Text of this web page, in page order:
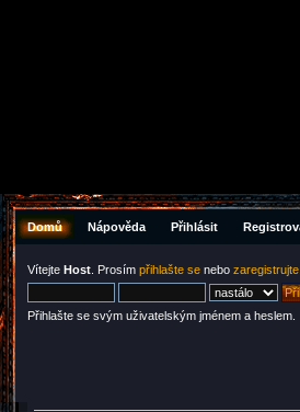
Domů Nápověda Přihlásit
Vítejte Host . Prosím přihlašte se nebo zaregistrujte
Přihlašte se svým uživatelským jménem a heslem.